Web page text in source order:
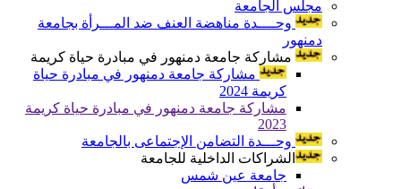
مجلس الجامعة
وحــــدة مناهضة العنف ضد المـــرأة بجامعة
دمنهور
مشاركة جامعة دمنهور في مبادرة حياة كريمة
مشاركة جامعة دمنهور في مبادرة حياة
كريمة 2024
مشاركة جامعة دمنهور في مبادرة حياة كريمة
2023
وحـــدة التضامن الإجتماعى بالجامعة
الشراكات الداخلية للجامعة
جامعة عين شمس